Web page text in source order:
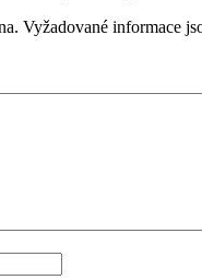
Vyžadované informace